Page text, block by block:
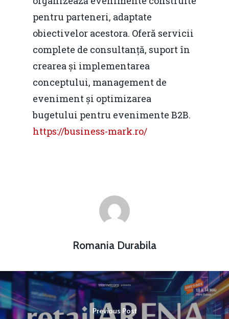
pentru parteneri, adaptate
obiectivelor acestora. Oferă servicii
complete de consultanță, suport în
crearea și implementarea
conceptului, management de
eveniment și optimizarea
bugetului pentru evenimente B2B.
https://business-mark.ro/
Romania Durabila
Previous Post